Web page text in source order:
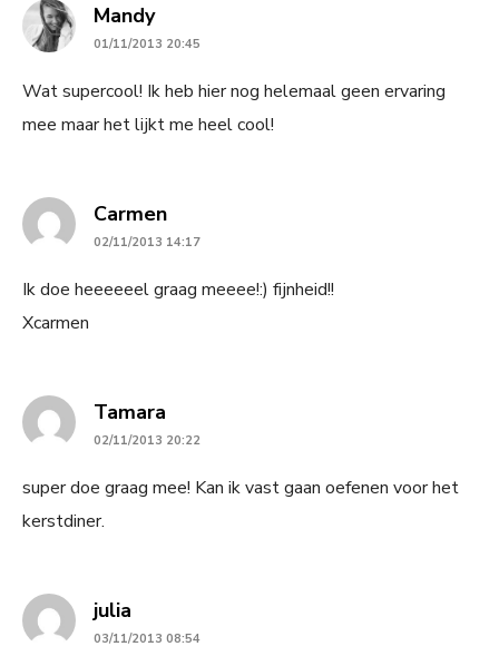
Mandysays:
01/11/2013 20:45
Wat supercool! Ik heb hier nog helemaal geen ervaring
mee maar het lijkt me heel cool!
Carmensays:
02/11/2013 14:17
Ik doe heeeeeel graag meeee!:) fijnheid!!
Xcarmen
Tamara
02/11/2013 20:22
super doe graag mee! Kan ik vast gaan oefenen voor het
kerstdiner.
julia
03/11/2013 08:54